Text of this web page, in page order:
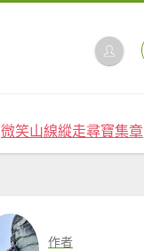
微笑山線縱走尋寶集章
作者